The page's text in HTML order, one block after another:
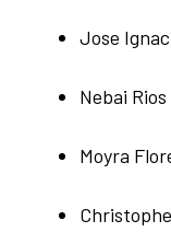
Jose
Nebai
Moyra